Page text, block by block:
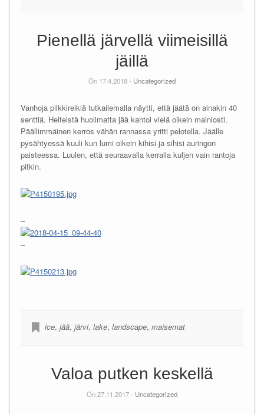
Pienellä järvellä viimeisillä
jäillä
On 17.4.2018 - Uncategorized
Vanhoja pilkkireikiä tutkailemalla näytti, että jäätä on ainakin 40
senttiä. Helteistä huolimatta jää kantoi vielä oikein mainiosti.
Päällimmäinen kerros vähän rannassa yritti pelotella. Jäälle
pysähtyessä kuuli kun lumi oikein kihisi ja sihisi auringon
paisteessa. Luulen, että seuraavalla kerralla kuljen vain rantoja
pitkin.
–
–
ice, jää, järvi, lake, landscape, maisemat
Valoa putken keskellä
On 27.11.2017 - Uncategorized